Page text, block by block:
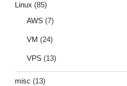
Linux (85)
AWS (7)
VM (24)
VPS (13)
misc (13)